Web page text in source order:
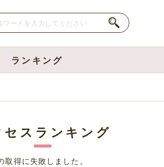
ランキング
セスランキング
取得に失敗しました。